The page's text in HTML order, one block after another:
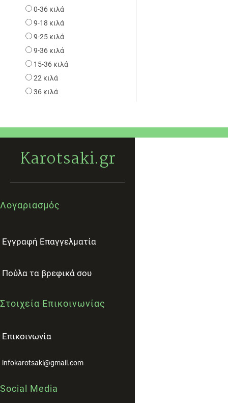
0-36 κιλά
9-18 κιλά
9-25 κιλά
9-36 κιλά
15-36 κιλά
22 κιλά
36 κιλά
Karotsaki.gr
Λογαριασμός
Εγγραφή Επαγγελματία
Πούλα τα βρεφικά σου
Στοιχεία Επικοινωνίας
Επικοινωνία
infokarotsaki@gmail.com
Social Media